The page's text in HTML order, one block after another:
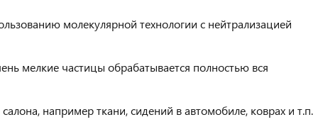
молекулярной технологии с нейтрализацией
мелкие частицы обрабатывается полностью вся
например ткани, сидений в автомобиле, коврах и т.п.